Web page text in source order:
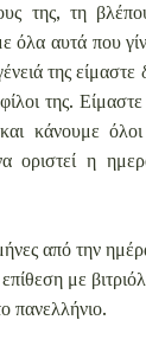
της, τη
όλα αυτά που
της είμαστε
της.
και κάνουμε
οριστεί η
από την
με
πανελλήνιο.